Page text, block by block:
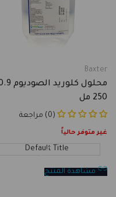
Vendor:
Baxter
250 مل
(0) مراجعة
غير متوفر حالياً
Default Title
مشاهدة المنتج